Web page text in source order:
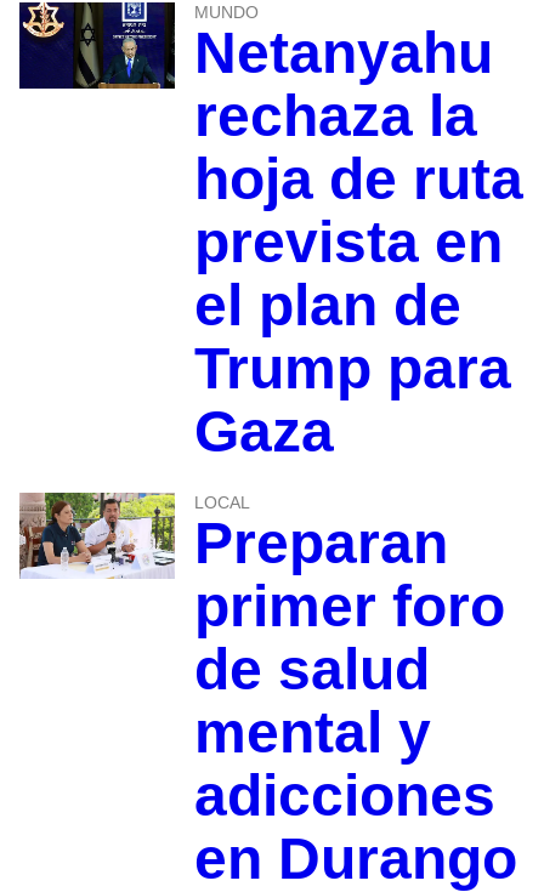
MUNDO
Netanyahu
rechaza la
hoja de ruta
prevista en
el plan de
Trump para
Gaza
LOCAL
Preparan
primer foro
de salud
mental y
adicciones
en Durango